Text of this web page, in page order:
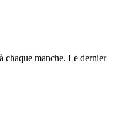
chaque manche. Le dernier